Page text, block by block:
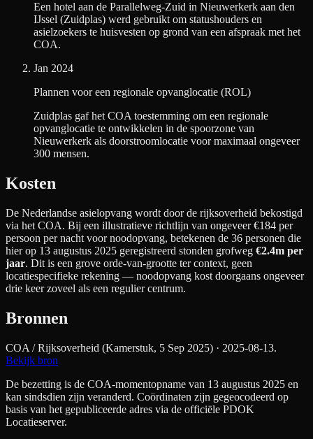
Een hotel aan de Parallelweg-Zuid in Nieuwerkerk aan den
IJssel (Zuidplas) werd gebruikt om statushouders en
asielzoekers te huisvesten op grond van een afspraak met het
COA.
Jan 2024
Plannen voor een regionale opvanglocatie (ROL)
Zuidplas gaf het COA toestemming om een regionale
opvanglocatie te ontwikkelen in de spoorzone van
Nieuwerkerk als doorstroomlocatie voor maximaal ongeveer
300 mensen.
Kosten
De Nederlandse asielopvang wordt door de rijksoverheid bekostigd
via het COA. Bij een illustratieve richtlijn van ongeveer €184 per
persoon per nacht voor noodopvang, betekenen de 36 personen die
hier op 13 augustus 2025 geregistreerd stonden grofweg €2.4m per
jaar. Dit is een grove orde-van-grootte ter context, geen
locatiespecifieke rekening — noodopvang kost doorgaans ongeveer
drie keer zoveel als een regulier centrum.
Bronnen
COA / Rijksoverheid (Kamerstuk, 5 Sep 2025) · 2025-08-13.
Bekijk bron
De bezetting is de COA-momentopname van 13 augustus 2025 en
kan sindsdien zijn veranderd. Coördinaten zijn gegeocodeerd op
basis van het gepubliceerde adres via de officiële PDOK
Locatieserver.